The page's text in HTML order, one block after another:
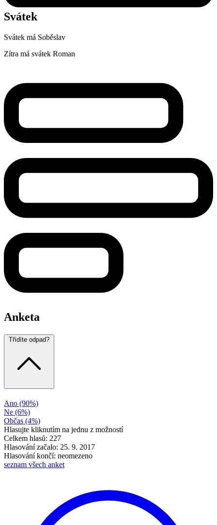
Svátek
Svátek má Soběslav
Zítra má svátek Roman
Anketa
Třídíte odpad?
Ano (90%)
Ne (6%)
Občas (4%)
Hlasujte kliknutím na jednu z možností
Celkem hlasů: 227
Hlasování začalo: 25. 9. 2017
Hlasování končí: neomezeno
seznam všech anket